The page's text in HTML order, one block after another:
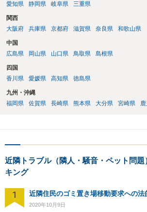
愛知県
静岡県 岐阜県 三重県
関西
大阪府
兵庫県 京都府 滋賀県 奈良県 和歌山県
中国
広島県
岡山県 山口県 鳥取県 島根県
四国
香川県
愛媛県 高知県 徳島県
九州・沖縄
福岡県
佐賀県 長崎県 熊本県 大分県 宮崎県
近隣トラブル（隣人・騒音・ペット問
キング
1 近隣住民のゴミ置き場移動要求への法
2020年10月9日